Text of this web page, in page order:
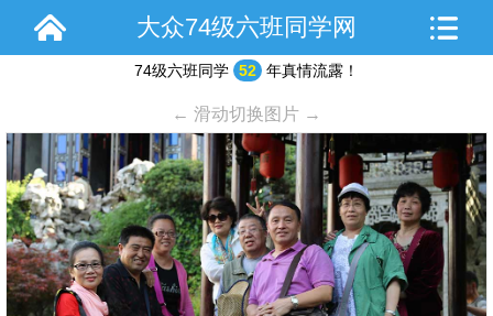
大众74级六班同学网
74级六班同学 52 年真情流露！
← 滑动切换图片 →